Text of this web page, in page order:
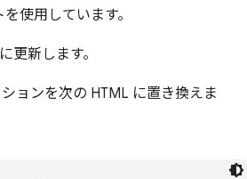
使用しています。
更新します。
ョンを次の HTML に置き換えま